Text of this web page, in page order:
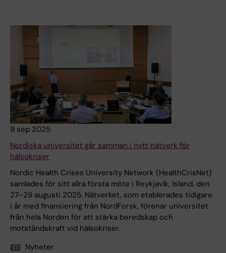
9 sep 2025
Nordiska universitet går samman i nytt nätverk för
hälsokriser
Nordic Health Crises University Network (HealthCrisNet)
samlades för sitt allra första möte i Reykjavík, Island, den
27–29 augusti 2025. Nätverket, som etablerades tidigare
i år med finansiering från NordForsk, förenar universitet
från hela Norden för att stärka beredskap och
motståndskraft vid hälsokriser.
Nyheter